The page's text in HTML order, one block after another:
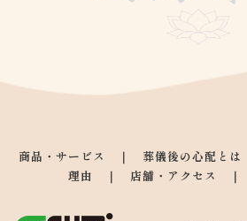
商品・サービス ｜ 葬儀後の心配とは
理由
｜ 店舗・アクセス ｜